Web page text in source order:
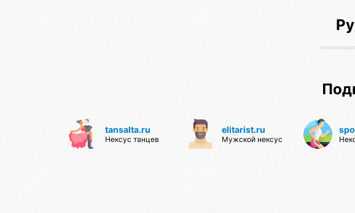
tansalta.ru
Нексус танцев
elitarist.ru
Мужской нексус